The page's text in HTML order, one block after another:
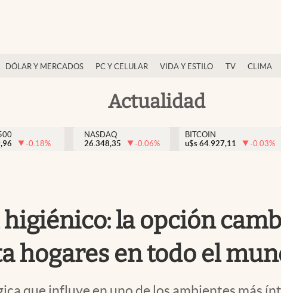
DÓLAR Y MERCADOS PC Y CELULAR VIDA Y ESTILO TV CLIMA
Actualidad
-0.18%
NASDAQ
26.348,35
-0.06%
BITCOIN
u$s 64.927,11 -0.03%
la opción
hogares en todo el